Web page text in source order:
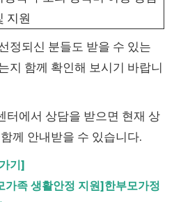
지원
정되신 분들도 받을 수 있는
지 함께 확인해 보시기 바랍니
터에서 상담을 받으면 현재 상
께 안내받을 수 있습니다.
기]
가족 생활안정 지원]한부모가정